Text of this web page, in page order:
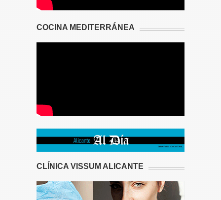
COCINA MEDITERRÁNEA
CLÍNICA VISSUM ALICANTE